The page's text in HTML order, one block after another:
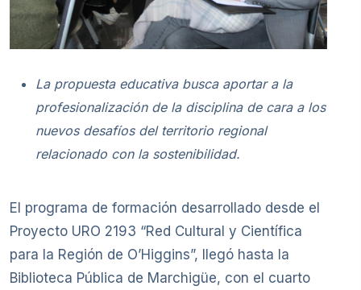
La propuesta educativa busca aportar a la
profesionalización de la disciplina de cara a los
nuevos desafíos del territorio regional
relacionado con la sostenibilidad.
El programa de formación desarrollado desde el
Proyecto URO 2193 “Red Cultural y Científica
para la Región de O’Higgins”, llegó hasta la
Biblioteca Pública de Marchigüe, con el cuarto